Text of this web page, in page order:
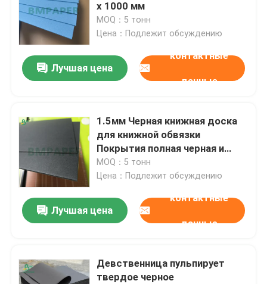
Оставьте сообщение
Мы скоро тебе перезвоним!
Листы рифленого картона
Слипчивая бумага стикера
Доска бумаги Бристоля
Крен бумаги газетной бумаги
х 1000 мм
MOQ：5 тонн
Цена：Подлежит обсуждению
Лучшая цена
контактные
данные
1.5мм Черная книжная доска
для книжной обвязки
Покрытия полная черная и
черная серые спины
MOQ：5 тонн
Цена：Подлежит обсуждению
Лучшая цена
контактные
данные
Девственница пульпирует
твердое черное